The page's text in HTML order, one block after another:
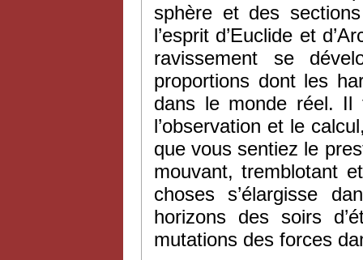
sphère et des
l’esprit d’Euclide et
ravissement se
proportions dont les
dans le monde réel. Il
l’observation et le
que vous sentiez le
mouvant, tremblotant
choses s’élargisse
horizons des soirs
mutations des forces